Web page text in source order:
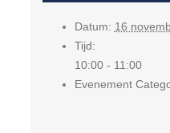
Datum: 16
Tijd:
10:00 - 11:00
Evenement